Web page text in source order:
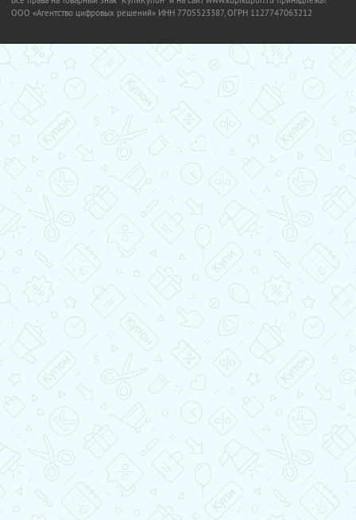
OOO «Агентство цифровых решений» ИНН 7705523387, ОГРН 1127747063212